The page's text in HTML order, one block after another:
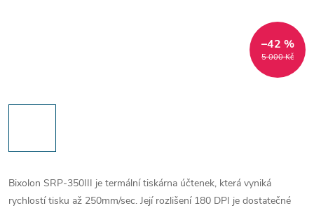
5 000 Kč
–42 %
Bixolon SRP-350III je termální tiskárna účtenek, která vyniká
rychlostí tisku až 250mm/sec. Její rozlišení 180 DPI je dostatečné